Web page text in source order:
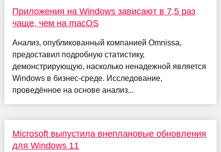
Приложения на Windows зависают в 7,5 раз
чаще, чем на macOS
Анализ, опубликованный компанией Omnissa,
предоставил подробную статистику,
демонстрирующую, насколько ненадежной является
Windows в бизнес-среде. Исследование,
проведённое на основе анализ...
Microsoft выпустила внеплановые обновления
для Windows 11